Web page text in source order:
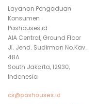
Layanan Pengaduan
Konsumen
Pashouses.id
AIA Central, Ground Floor
Jl. Jend. Sudirman No.Kav.
48A
South Jakarta, 12930,
Indonesia
cs@pashouses.id